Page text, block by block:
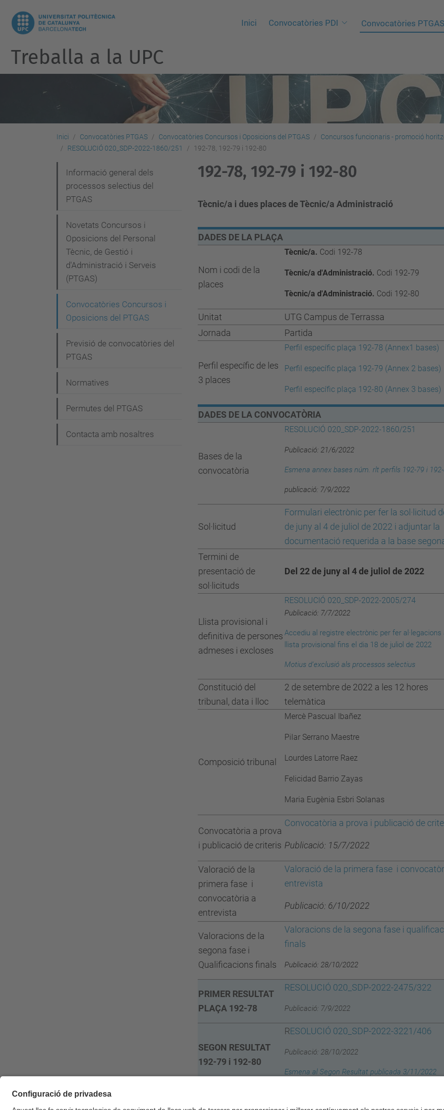
Inici Convocatòries PDI Convocatòries PTGAS
Treballa a la UPC
Inici Convocatòries PTGAS Convocatòries Concursos i Oposicions del PTGAS Concursos funcionaris - promoció
RESOLUCIÓ 020_SDP-2022-1860/251
192-78, 192-79 i 192-80
192-78, 192-79 i 192-80
Tècnic/a i dues places de Tècnic/a Administració
DADES DE LA PLAÇA
Nom i codi de la
places
Tècnic/a. Codi 192-78
Tècnic/a d'Administració. Codi 192-79
Tècnic/a d'Administració. Codi 192-80
Unitat
UTG Campus de Terrassa
Jornada
Partida
Perfil específic de les
3 places
Perfil específic plaça 192-78 (Annex1 bases)
Perfil específic plaça 192-79 (Annex 2 bases)
Perfil específic plaça 192-80 (Annex 3 bases)
DADES DE LA CONVOCATÒRIA
Bases de la
convocatòria
RESOLUCIÓ 020_SDP-2022-1860/251
Publicació: 21/6/2022
Esmena annex bases núm. rlt perfils 192-79 i
publicació: 7/9/2022
Sol·licitud
Formulari electrònic per fer la sol·licitud
de juny al 4 de juliol de 2022 i adjuntar la
documentació requerida a la base
Termini de
presentació de
sol·licituds
Del 22 de juny al 4 de juliol de 2022
Llista provisional i
definitiva de persones
admeses i excloses
RESOLUCIÓ 020_SDP-2022-2005/274
Publicació: 7/7/2022
Accediu al registre electrònic per fer al·legacions
llista provisional fins el dia 18 de juliol de 2022
Motius d'exclusió als processos selectius
Constitució del
tribunal, data i lloc
2 de setembre de 2022 a les 12 hores
telemàtica
Composició tribunal
Mercè Pascual Ibañez
Pilar Serrano Maestre
Lourdes Latorre Raez
Felicidad Barrio Zayas
Maria Eugènia Esbri Solanas
Convocatòria a prova
i publicació de criteris
Convocatòria a prova i publicació de
Publicació: 15/7/2022
Valoració de la
primera fase i
convocatòria a
entrevista
Valoració de la primera fase i
entrevista
Publicació: 6/10/2022
Valoracions de la
segona fase i
Qualificacions finals
Valoracions de la segona fase i
finals
Publicació: 28/10/2022
PRIMER RESULTAT
PLAÇA 192-78
RESOLUCIÓ 020_SDP-2022-2475/322
Publicació: 7/9/2022
SEGON RESULTAT
192-79 i 192-80
RESOLUCIÓ 020_SDP-2022-3221/406
Publicació: 28/10/2022
Esmena al Segon Resultat publicada 3/11/2022
v
i
Informació general dels
processos selectius del
PTGAS
Novetats Concursos i
Oposicions del Personal
Tècnic, de Gestió i
d'Administració i Serveis
(PTGAS)
Convocatòries Concursos i
Oposicions del PTGAS
Previsió de convocatòries del
PTGAS
Normatives
Permutes del PTGAS
Contacta amb nosaltres